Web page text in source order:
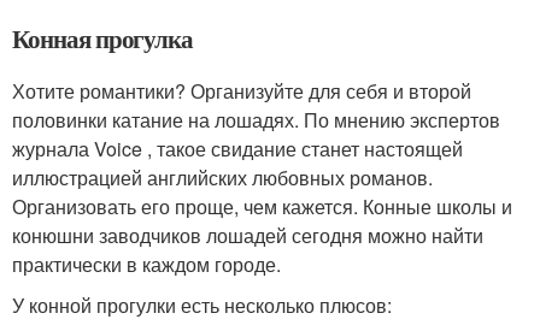
Конная прогулка
Хотите романтики? Организуйте для себя и второй
половинки катание на лошадях. По мнению экспертов
журнала Voice , такое свидание станет настоящей
иллюстрацией английских любовных романов.
Организовать его проще, чем кажется. Конные школы и
конюшни заводчиков лошадей сегодня можно найти
практически в каждом городе.
У конной прогулки есть несколько плюсов: